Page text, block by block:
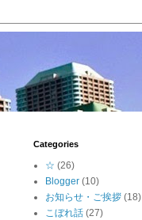
Categories
☆ (26)
Blogger (10)
お知らせ・ご挨拶 (18)
こぼれ話 (27)